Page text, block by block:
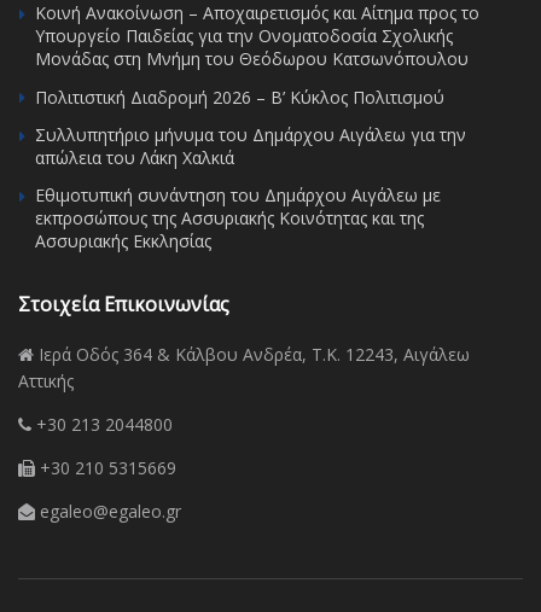
Κοινή Ανακοίνωση – Αποχαιρετισμός και Αίτημα προς το
Υπουργείο Παιδείας για την Ονοματοδοσία Σχολικής
Μονάδας στη Μνήμη του Θεόδωρου Κατσωνόπουλου
Πολιτιστική Διαδρομή 2026 – Β’ Κύκλος Πολιτισμού
Συλλυπητήριο μήνυμα του Δημάρχου Αιγάλεω για την
απώλεια του Λάκη Χαλκιά
Εθιμοτυπική συνάντηση του Δημάρχου Αιγάλεω με
εκπροσώπους της Ασσυριακής Κοινότητας και της
Ασσυριακής Εκκλησίας
Στοιχεία Επικοινωνίας
Ιερά Οδός 364 & Κάλβου Ανδρέα, Τ.Κ. 12243, Αιγάλεω
Αττικής
+30 213 2044800
+30 210 5315669
egaleo@egaleo.gr